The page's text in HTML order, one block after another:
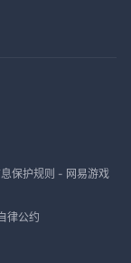
保护规则 - 网易游戏
律公约